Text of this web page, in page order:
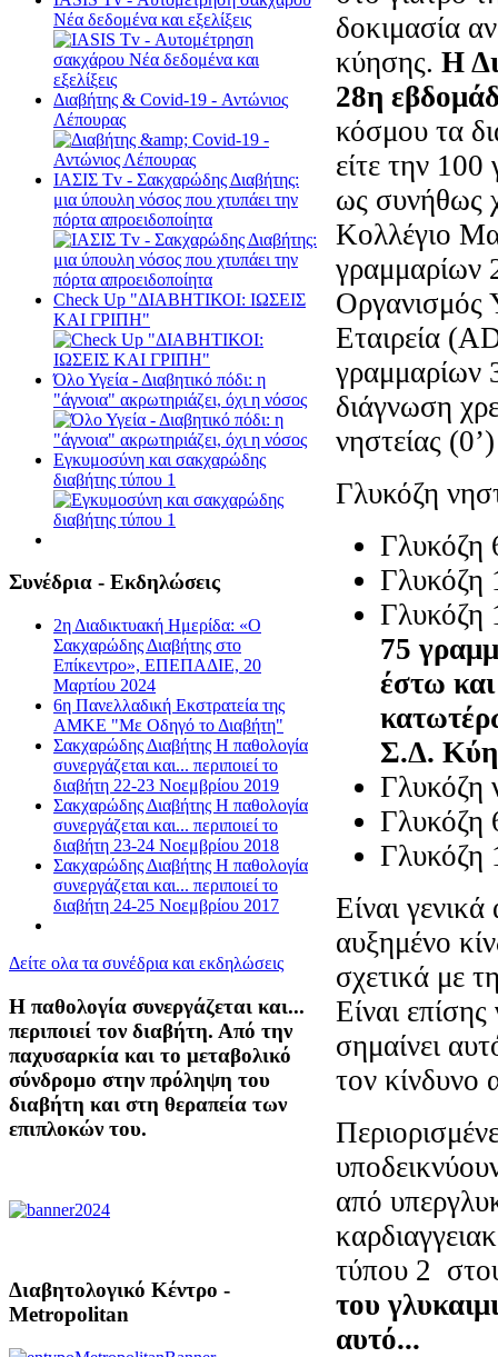
δοκιμασία
κύησης. Η
28η
κόσμου τα
είτε την
ως συνήθως
Κολλέγιο
γραμμαρίων
Οργανισμός
Εταιρεία
γραμμαρίων
διάγνωση
νηστείας
Γλυκόζη
Γλυκόζη
Γλυκόζη
Γλυκόζη
75
έστω
Σ.Δ.
Γλυκόζη
Γλυκόζη
Γλυκόζη
Είναι
αυξημένο
σχετικά με
Είναι
σημαίνει
τον
από
τύπου 2
του
αυτό...
Νέα δεδομένα και εξελίξεις
Διαβήτης & Cοvid-19 - Αντώνιος
Λέπουρας
ΙΑΣΙΣ Tv - Σακχαρώδης Διαβήτης:
μια ύπουλη νόσος που χτυπάει την
πόρτα απροειδοποίητα
Check Up "ΔΙΑΒΗΤΙΚΟΙ: ΙΩΣΕΙΣ
ΚΑΙ ΓΡΙΠΗ"
Όλο Υγεία - Διαβητικό πόδι: η
"άγνοια" ακρωτηριάζει, όχι η νόσος
Εγκυμοσύνη και σακχαρώδης
διαβήτης τύπου 1
Συνέδρια - Εκδηλώσεις
2η Διαδικτυακή Ημερίδα: «Ο
Σακχαρώδης Διαβήτης στο
Επίκεντρο», ΕΠΕΠΑΔΙΕ, 20
Μαρτίου 2024
6η Πανελλαδική Εκστρατεία της
ΑΜΚΕ "Με Οδηγό το Διαβήτη"
Σακχαρώδης Διαβήτης Η παθολογία
συνεργάζεται και... περιποιεί το
διαβήτη 22-23 Νοεμβρίου 2019
Σακχαρώδης Διαβήτης Η παθολογία
συνεργάζεται και... περιποιεί το
διαβήτη 23-24 Νοεμβρίου 2018
Σακχαρώδης Διαβήτης Η παθολογία
συνεργάζεται και... περιποιεί το
διαβήτη 24-25 Νοεμβρίου 2017
Δείτε ολα τα συνέδρια και εκδηλώσεις
Η παθολογία συνεργάζεται και...
περιποιεί τον διαβήτη. Από την
παχυσαρκία και το μεταβολικό
σύνδρομο στην πρόληψη του
διαβήτη και στη θεραπεία των
επιπλοκών του.
Διαβητολογικό Κέντρο -
Metropolitan